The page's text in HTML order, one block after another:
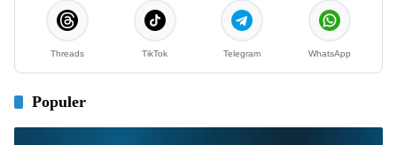
Threads TikTok Telegram WhatsApp
Populer